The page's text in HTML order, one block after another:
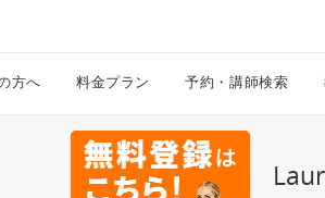
方へ 料金プラン 予約・講師検索